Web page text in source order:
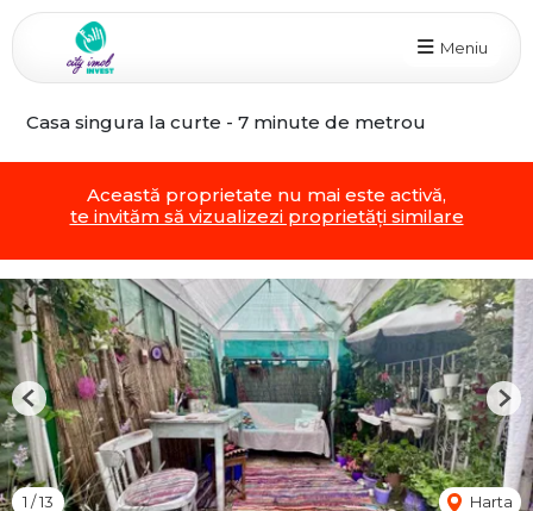
Meniu
Casa singura la curte - 7 minute de metrou
Această proprietate nu mai este activă,
te invităm să vizualizezi proprietăți similare
1 /13 Harta
Previous